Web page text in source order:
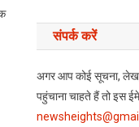
संपर्क करें
अगर आप कोई सूचना, लेख,
पहुंचाना चाहते हैं तो इस